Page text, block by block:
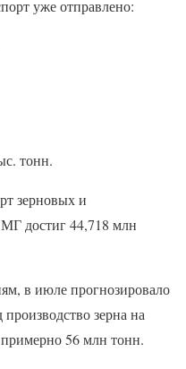
уже отправлено:
тонн.
зерновых и
достиг 44,718 млн
в июле прогнозировало
зерна на
56 млн тонн.